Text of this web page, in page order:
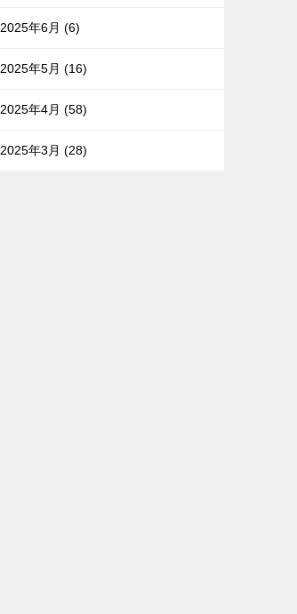
2025年6月 (6)
2025年5月 (16)
2025年4月 (58)
2025年3月 (28)